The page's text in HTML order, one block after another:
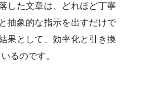
した文章は、どれほど丁寧
抽象的な指示を出すだけで
果として、効率化と引き換
るのです。